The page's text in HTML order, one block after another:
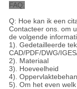
FAQ:
Q: Hoe kan ik een
Contacteer ons. om
de volgende
1). Gedetailleerde
CAD/PDF/DWG/
2). Materiaal
3). Hoeveelheid
4).
5). Om het even